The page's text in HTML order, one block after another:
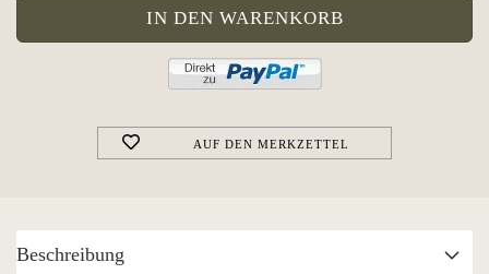
AUF DEN MERKZETTEL
Beschreibung